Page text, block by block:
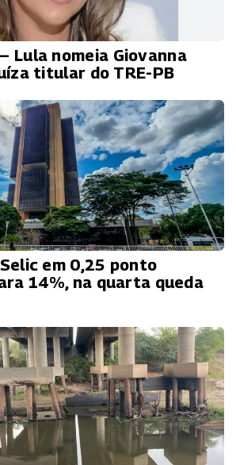
nomeia Giovanna
titular do TRE-PB
em 0,25 ponto
14%, na quarta queda